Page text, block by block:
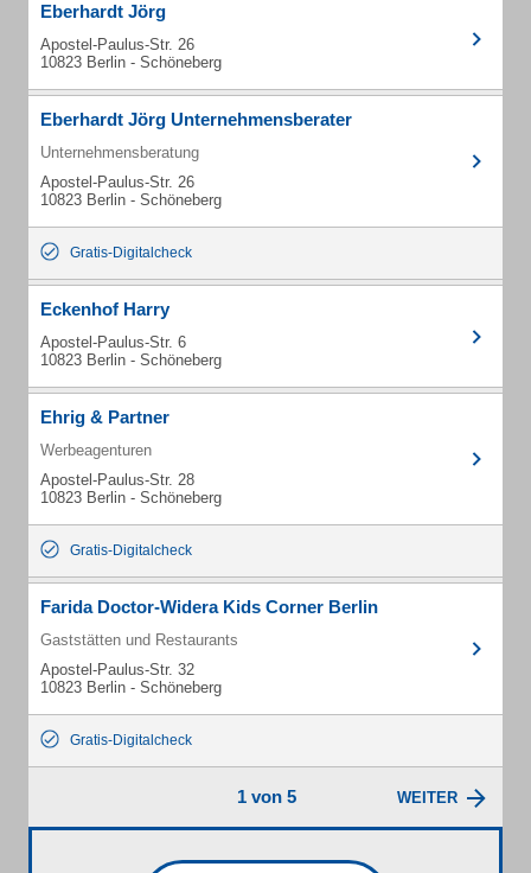
Eberhardt Jörg
Apostel-Paulus-Str. 26
10823 Berlin - Schöneberg
Eberhardt Jörg Unternehmensberater
Unternehmensberatung
Apostel-Paulus-Str. 26
10823 Berlin - Schöneberg
Gratis-Digitalcheck
Eckenhof Harry
Apostel-Paulus-Str. 6
10823 Berlin - Schöneberg
Ehrig & Partner
Werbeagenturen
Apostel-Paulus-Str. 28
10823 Berlin - Schöneberg
Gratis-Digitalcheck
Farida Doctor-Widera Kids Corner Berlin
Gaststätten und Restaurants
Apostel-Paulus-Str. 32
10823 Berlin - Schöneberg
Gratis-Digitalcheck
1 von 5 WEITER